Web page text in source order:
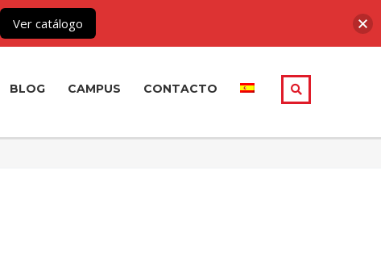
BLOG CAMPUS CONTACTO
Ver catálogo